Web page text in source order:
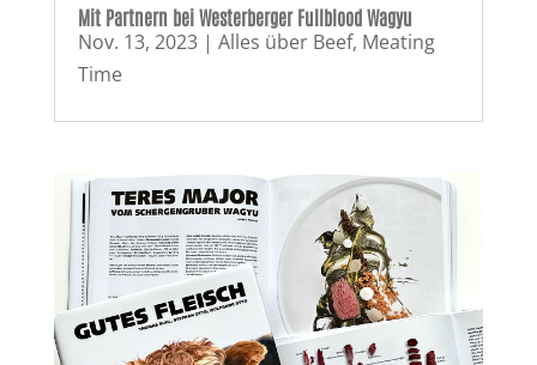
Mit Partnern bei Westerberger Fullblood Wagyu
Nov. 13, 2023| Alles über Beef, Meating
Time